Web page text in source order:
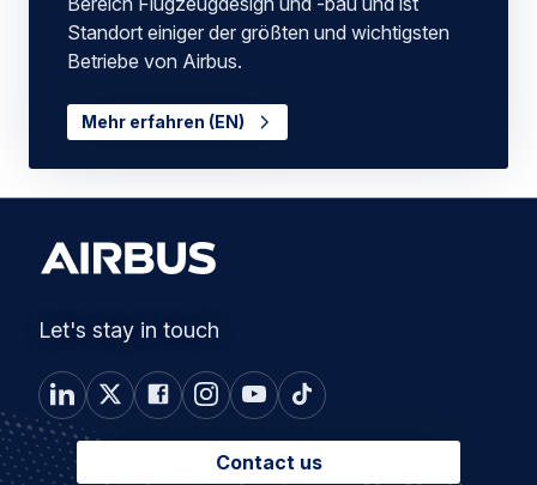
Standort einiger der größten und wichtigsten
Betriebe von Airbus.
Mehr erfahren (EN)
Let's stay in touch
Contact us